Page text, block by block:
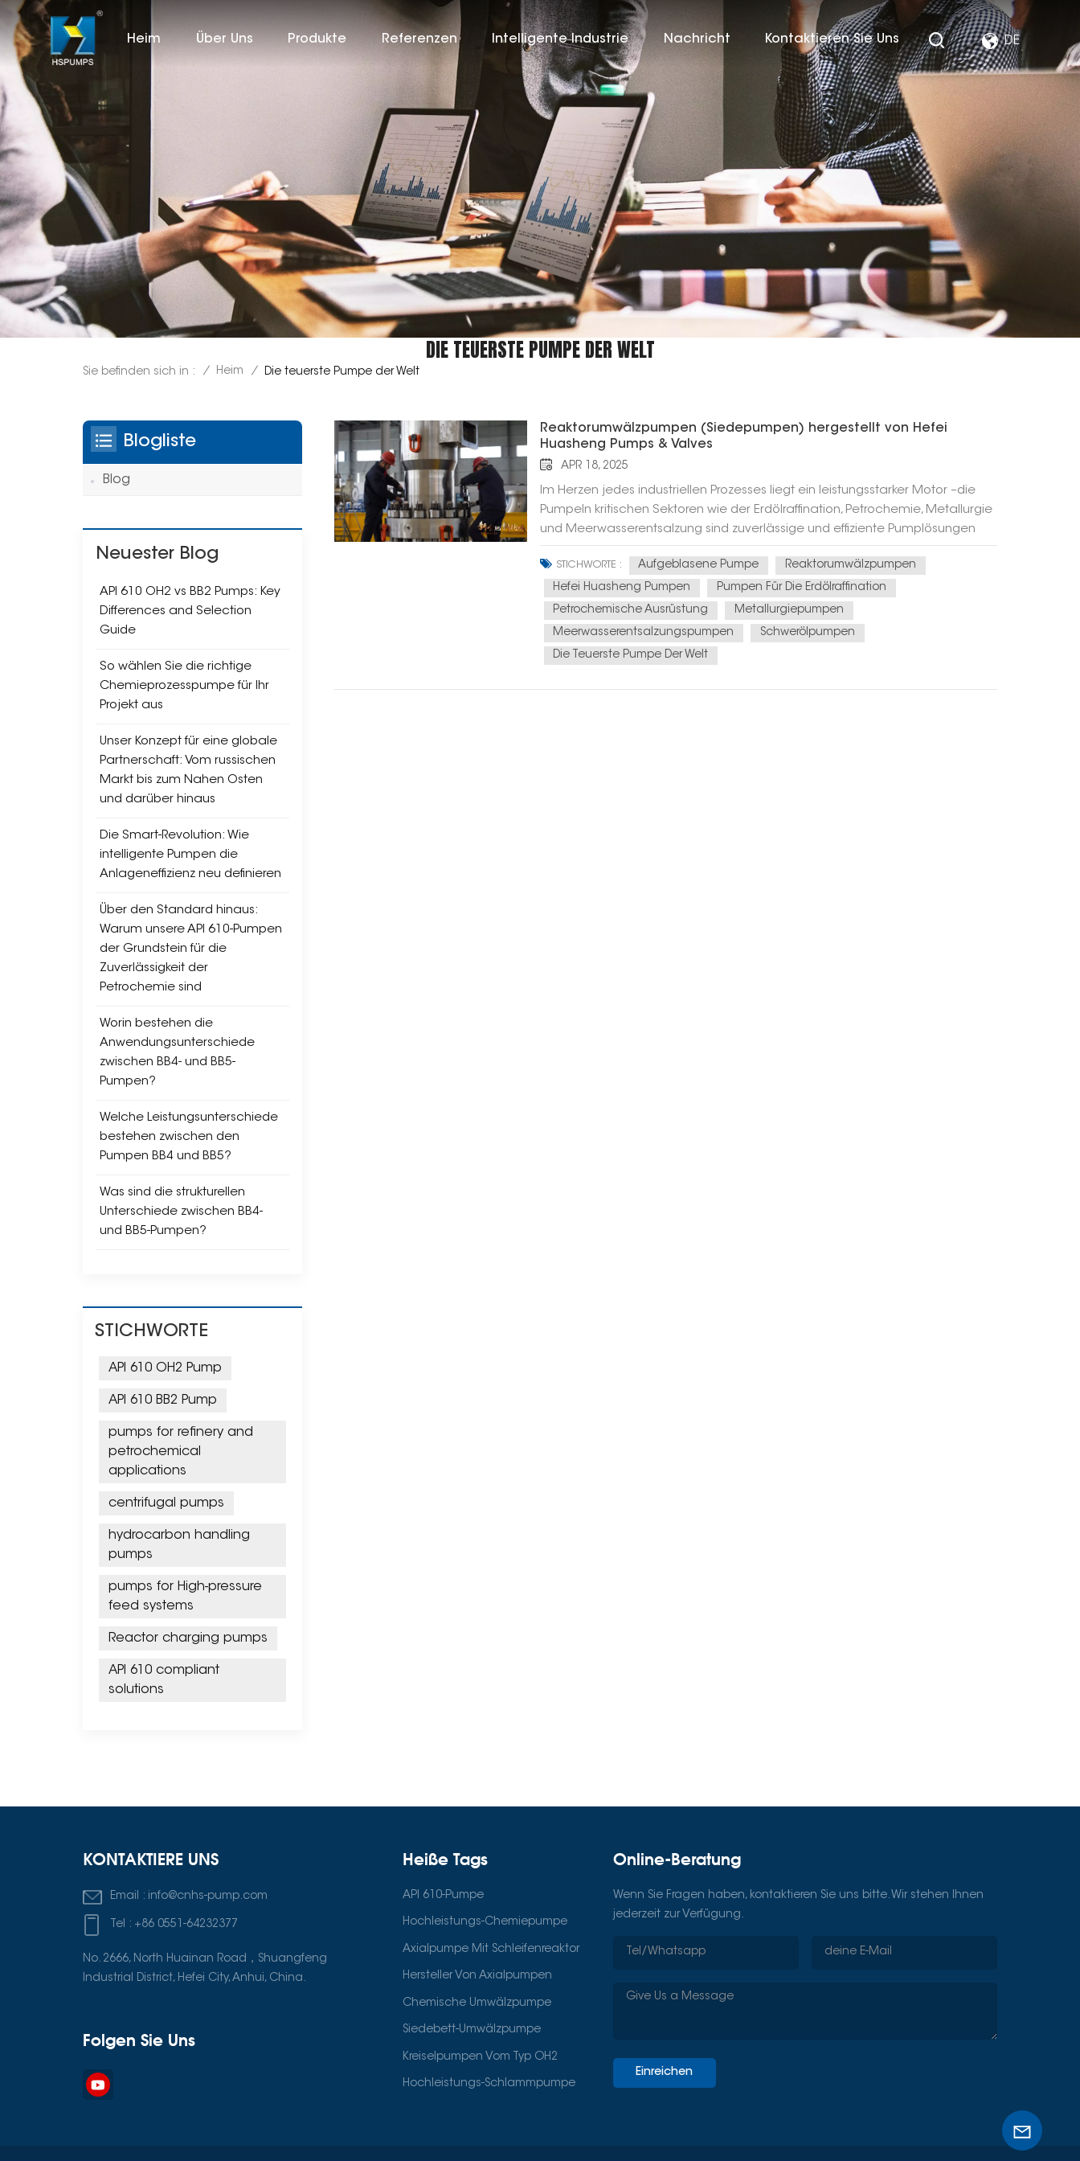
Heim Über Uns Produkte Referenzen Intelligente Industrie Nachricht Kontaktieren Sie Uns DE
DIE TEUERSTE PUMPE DER WELT
Sie befinden sich in : / Heim / Die teuerste Pumpe der Welt
Reaktorumwälzpumpen (Siedepumpen) hergestellt von Hefei
Huasheng Pumps & Valves
APR 18, 2025
Im Herzen jedes industriellen Prozesses liegt ein leistungsstarker Motor –die
PumpeIn kritischen Sektoren wie der Erdölraffination, Petrochemie, Metallurgie
und Meerwasserentsalzung sind zuverlässige und effiziente Pumplösungen
unverzichtbar. Ein solches wichtiges Gerät ist die Reaktorumwälzpumpe, in
der Branche auch als „Siedepumpe“ bekannt, ein Schlüsselfaktor bei der
Umwandlung von Schweröl in saubere Kraftstoffe. Hefei Huasheng Pumps &
Valves Co., Ltd. hat sich intensiver technologischer Forschung und
Produktentwicklung verschrieben und verfolgt dabei den Weg der
Spezialisierung, Verfeinerung, Einzigartigkeit und Innovation. Wir haben
eigenständig über 40 Arten von Importsubstitutionsprodukten entwickelt,
STICHWORTE : Aufgeblasene Pumpe
Reaktorumwälzpumpen
Hefei Huasheng Pumpen
Pumpen Für Die Erdölraffination
Petrochemische Ausrüstung
Metallurgiepumpen
Meerwasserentsalzungspumpen
Schwerölpumpen
Die Teuerste Pumpe Der Welt
Blogliste
Blog
Neuester Blog
API 610 OH2 vs BB2 Pumps: Key
Differences and Selection
Guide
So wählen Sie die richtige
Chemieprozesspumpe für Ihr
Projekt aus
Unser Konzept für eine globale
Partnerschaft: Vom russischen
Markt bis zum Nahen Osten
und darüber hinaus
Die Smart-Revolution: Wie
intelligente Pumpen die
Anlageneffizienz neu definieren
Über den Standard hinaus:
Warum unsere API 610-Pumpen
der Grundstein für die
Zuverlässigkeit der
Petrochemie sind
Worin bestehen die
Anwendungsunterschiede
zwischen BB4- und BB5-
Pumpen?
Welche Leistungsunterschiede
bestehen zwischen den
Pumpen BB4 und BB5?
Was sind die strukturellen
Unterschiede zwischen BB4-
und BB5-Pumpen?
STICHWORTE
API 610 OH2 Pump
API 610 BB2 Pump
pumps for refinery and
petrochemical
applications
centrifugal pumps
hydrocarbon handling
pumps
pumps for High-pressure
feed systems
Reactor charging pumps
API 610 compliant
solutions
KONTAKTIERE UNS
Email : info@cnhs-pump.com
Tel : +86 0551-64232377
No. 2666, North Huainan Road，Shuangfeng
Industrial District, Hefei City, Anhui, China.
Folgen Sie Uns
Heiße Tags
API 610-Pumpe
Hochleistungs-Chemiepumpe
Axialpumpe Mit Schleifenreaktor
Hersteller Von Axialpumpen
Chemische Umwälzpumpe
Siedebett-Umwälzpumpe
Kreiselpumpen Vom Typ OH2
Hochleistungs-Schlammpumpe
Online-Beratung
Wenn Sie Fragen haben, kontaktieren Sie uns bitte. Wir stehen Ihnen
jederzeit zur Verfügung.
Einreichen